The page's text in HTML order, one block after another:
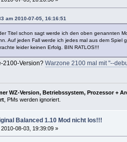
am 2010-07-05, 16:16:51
Titel schon sagt werde ich den oben genannten
Auf jeden Fall werde ich jedes mal aus dem
leider keinen Erfolg. BIN RATLOS!!!
2100-Version? Warzone 2100 mal mit "--
WZ-Version, Betriebssystem, Prozessor +
, PMs werden ignoriert.
Balanced 1.10 Mod nicht los!!!
2010-08-03, 19:39:09 »